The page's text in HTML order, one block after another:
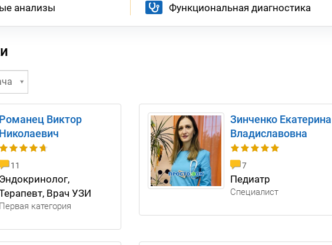
анализы
Функциональная диагностика
Романец Виктор
Николаевич
11
Эндокринолог,
Врач УЗИ
Первая категория
Зинченко Екатерина
Владиславовна
7
Педиатр
Специалист